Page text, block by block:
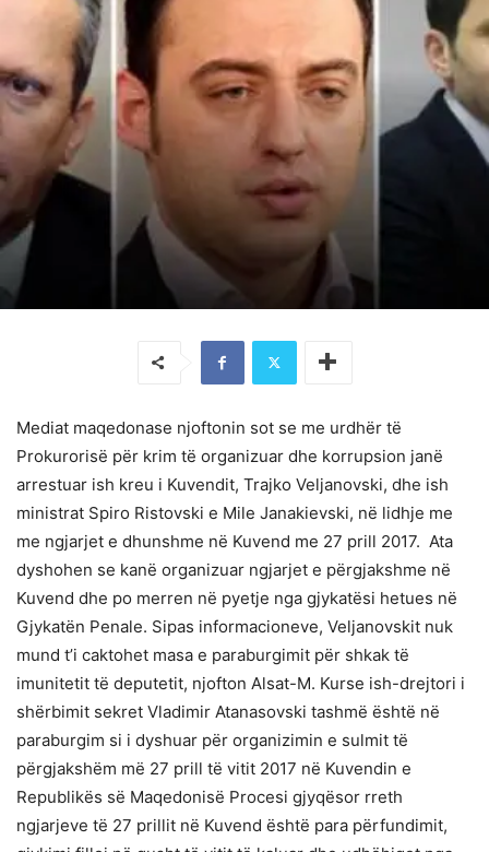
Mediat maqedonase njoftonin sot se me urdhër të
Prokurorisë për krim të organizuar dhe korrupsion janë
arrestuar ish kreu i Kuvendit, Trajko Veljanovski, dhe ish
ministrat Spiro Ristovski e Mile Janakievski, në lidhje me
me ngjarjet e dhunshme në Kuvend me 27 prill 2017. Ata
dyshohen se kanë organizuar ngjarjet e përgjakshme në
Kuvend dhe po merren në pyetje nga gjykatësi hetues në
Gjykatën Penale. Sipas informacioneve, Veljanovskit nuk
mund t’i caktohet masa e paraburgimit për shkak të
imunitetit të deputetit, njofton Alsat-M. Kurse ish-drejtori i
shërbimit sekret Vladimir Atanasovski tashmë është në
paraburgim si i dyshuar për organizimin e sulmit të
përgjakshëm më 27 prill të vitit 2017 në Kuvendin e
Republikës së Maqedonisë Procesi gjyqësor rreth
ngjarjeve të 27 prillit në Kuvend është para përfundimit,